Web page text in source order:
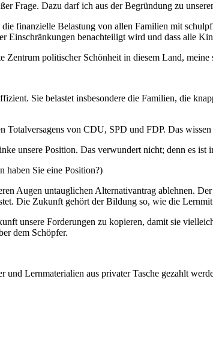
Frage. Dazu darf ich aus der Begründung zu
finanzielle Belastung von allen Familien mit
benachteiligt wird und dass alle
politischer Schönheit in diesem Land, meine
Sie belastet insbesondere die Familien, die
Totalversagens von CDU, SPD und FDP. Das
unsere Position. Das verwundert nicht; denn es ist
haben Sie eine Position?)
Augen untauglichen Alternativantrag ablehnen.
Die Zukunft gehört der Bildung so, wie die
unsere Forderungen zu kopieren, damit sie
dem Schöpfer.
Lernmaterialien aus privater Tasche gezahlt